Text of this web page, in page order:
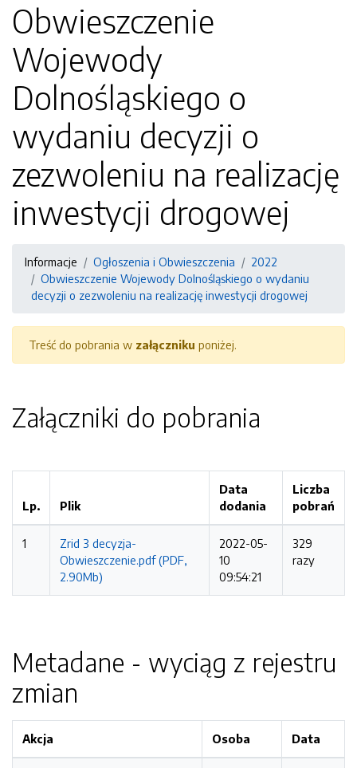
Obwieszczenie
Wojewody
Dolnośląskiego o
wydaniu decyzji o
zezwoleniu na realizację
inwestycji drogowej
Informacje Ogłoszenia i Obwieszczenia
2022
Obwieszczenie Wojewody Dolnośląskiego o wydaniu
decyzji o zezwoleniu na realizację inwestycji drogowej
Treść do pobrania w załączniku poniżej.
Załączniki do pobrania
Lp. Plik
Data
dodania
Liczba
pobrań
1
Zrid 3 decyzja-
Obwieszczenie.pdf (PDF,
2.90Mb)
2022-05-
10
09:54:21
329
razy
Metadane - wyciąg z rejestru
zmian
Akcja Osoba Data